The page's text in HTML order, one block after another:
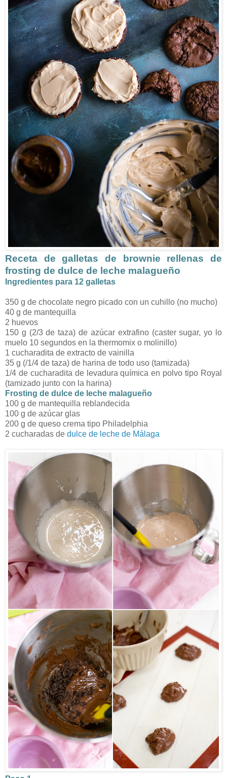
Receta de galletas de brownie rellenas de
frosting de dulce de leche malagueño
Ingredientes para 12 galletas
350 g de chocolate negro picado con un cuhillo (no mucho)
40 g de mantequilla
2 huevos
150 g (2/3 de taza) de azúcar extrafino (caster sugar, yo lo
muelo 10 segundos en la thermomix o molinillo)
1 cucharadita de extracto de vainilla
35 g (/1/4 de taza) de harina de todo uso (tamizada)
1/4 de cucharadita de levadura química en polvo tipo Royal
(tamizado junto con la harina)
Frosting de dulce de leche malagueño
100 g de mantequilla reblandecida
100 g de azúcar glas
200 g de queso crema tipo Philadelphia
2 cucharadas de dulce de leche de Málaga